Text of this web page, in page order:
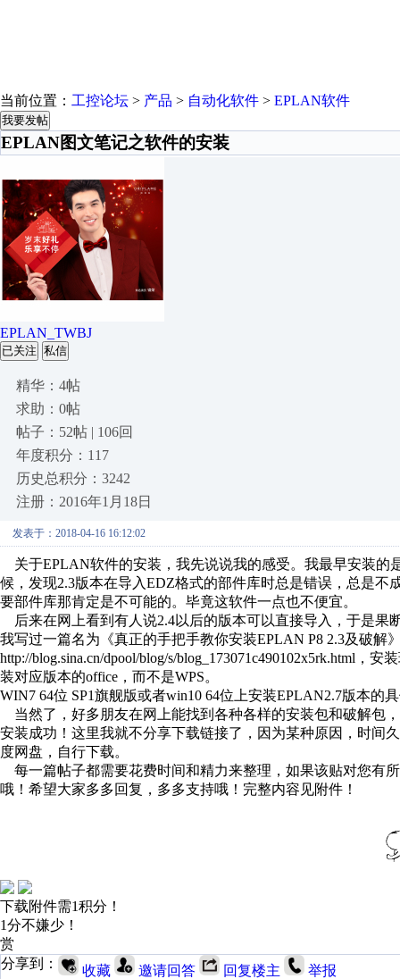
当前位置： 工控论坛 > 产品 > 自动化软件 > EPLAN软件
我要发帖
EPLAN图文笔记之软件的安装
EPLAN_TWBJ
已关注 私信
精华：4帖
求助：0帖
帖子：52帖 | 106回
年度积分：117
历史总积分：3242
注册：2016年1月18日
发表于：2018-04-16 16:12:02
关于EPLAN软件的安装，我先说说我的感受。我最早安装的
候，发现2.3版本在导入EDZ格式的部件库时总是错误，总是
要部件库那肯定是不可能的。毕竟这软件一点也不便宜。
后来在网上看到有人说2.4以后的版本可以直接导入，于是果
我写过一篇名为《真正的手把手教你安装EPLAN P8 2.3及破解
http://blog.sina.cn/dpool/blog/s/blog_173071c490102x5rk.html，
装对应版本的office，而不是WPS。
WIN7 64位 SP1旗舰版或者win10 64位上安装EPLAN2.7版本的
当然了，好多朋友在网上能找到各种各样的安装包和破解包
安装成功！这里我就不分享下载链接了，因为某种原因，时间
度网盘，自行下载。
每一篇帖子都需要花费时间和精力来整理，如果该贴对您有
哦！希望大家多多回复，多多支持哦！完整内容见附件！
下载附件需1积分！
1分不嫌少！
赏
分享到：
收藏 邀请回答 回复楼主 举报